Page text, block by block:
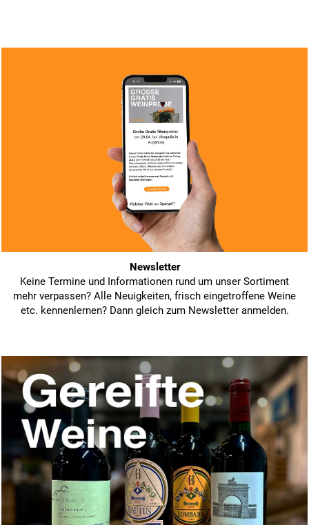
Newsletter
Keine Termine und Informationen rund um unser Sortiment
mehr verpassen? Alle Neuigkeiten, frisch eingetroffene Weine
etc. kennenlernen? Dann gleich zum Newsletter anmelden.